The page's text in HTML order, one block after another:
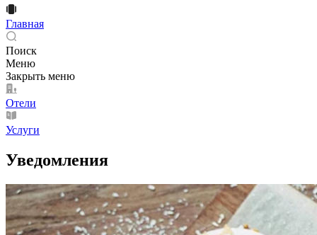
Главная
Поиск
Меню
Закрыть меню
Отели
Услуги
Уведомления